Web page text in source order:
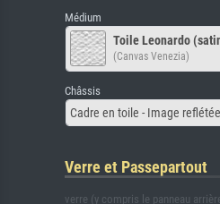
Médium
Toile Leonardo
(Canvas Venezia)
Châssis
Cadre en toile - Image
Verre et Passepartout
verre (y compris le panneau